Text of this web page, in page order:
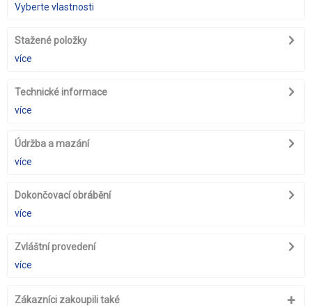
Vyberte vlastnosti
Stažené položky
více
Technické informace
více
Údržba a mazání
více
Dokončovací obrábění
více
Zvláštní provedení
více
Zákazníci zakoupili také